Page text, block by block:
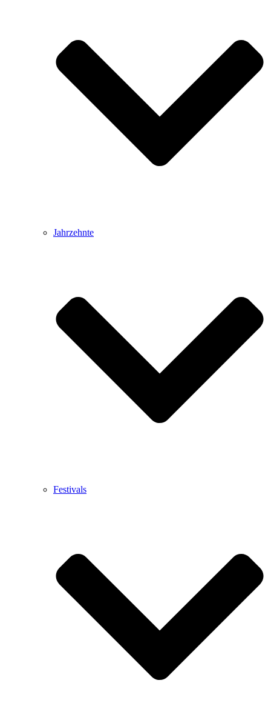
Jahrzehnte
Festivals